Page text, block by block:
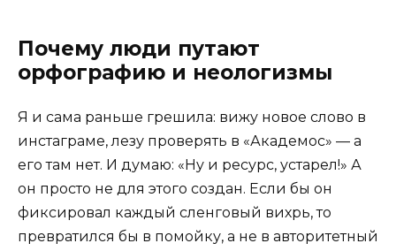
Почему люди путают
орфографию и неологизмы
Я и сама раньше грешила: вижу новое слово в
инстаграме, лезу проверять в «Академос» — а
его там нет. И думаю: «Ну и ресурс, устарел!» А
он просто не для этого создан. Если бы он
фиксировал каждый сленговый вихрь, то
превратился бы в помойку, а не в авторитетный